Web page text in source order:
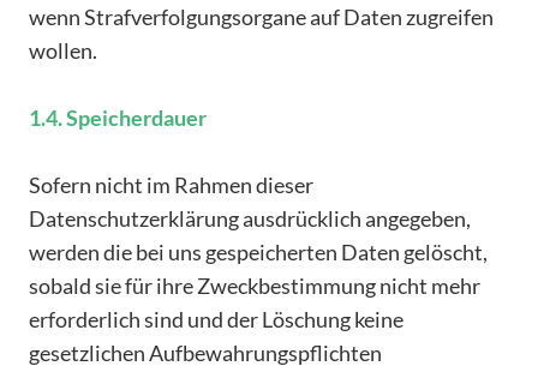
wenn Strafverfolgungsorgane auf Daten zugreifen
wollen.
1.4. Speicherdauer
Sofern nicht im Rahmen dieser
Datenschutzerklärung ausdrücklich angegeben,
werden die bei uns gespeicherten Daten gelöscht,
sobald sie für ihre Zweckbestimmung nicht mehr
erforderlich sind und der Löschung keine
gesetzlichen Aufbewahrungspflichten